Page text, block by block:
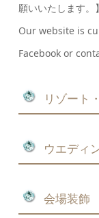
願いいたします。】
Our website is
Facebook or
リゾート
ウエディ
会場装飾